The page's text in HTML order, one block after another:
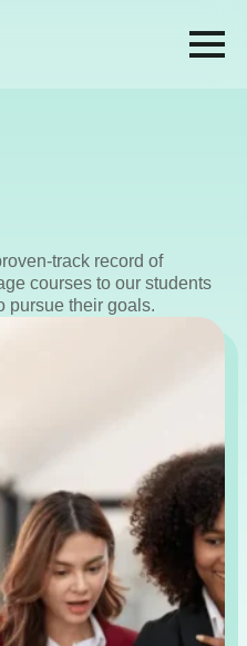
track record of
courses to our students
pursue their goals.